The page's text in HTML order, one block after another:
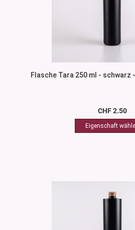
Flasche Tara 250 ml - schwarz
CHF 2.50